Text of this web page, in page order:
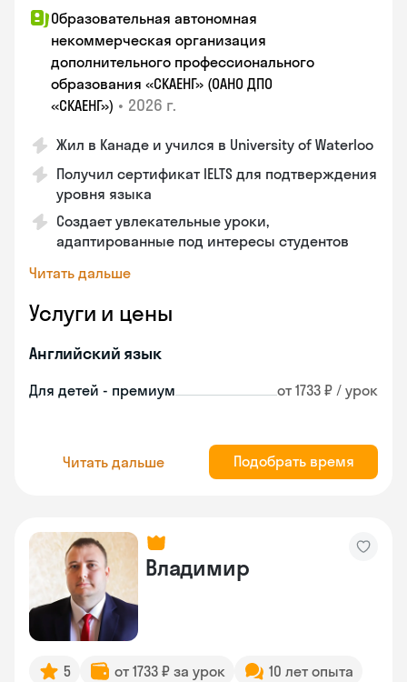
Образовательная автономная
некоммерческая организация
дополнительного профессионального
образования «СКАЕНГ» (ОАНО ДПО
«СКАЕНГ») • 2026 г.
Жил в Канаде и учился в University of Waterloo
Получил сертификат IELTS для подтверждения
уровня языка
Создает увлекательные уроки,
адаптированные под интересы студентов
Читать дальше
Услуги и цены
Английский язык
Для детей - премиум от 1733 ₽ / урок
Читать дальше Подобрать время
Владимир
5 от 1733 ₽ за урок 10 лет опыта